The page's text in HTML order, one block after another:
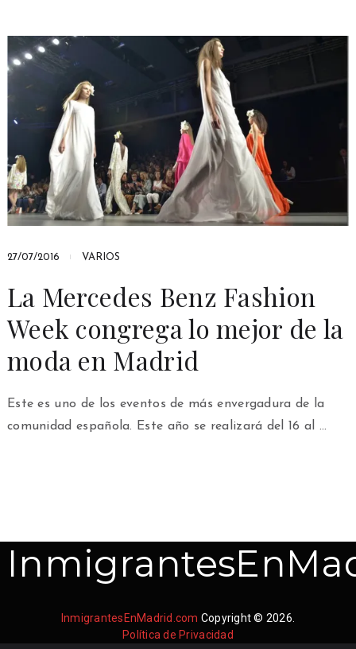
27/07/2016 VARIOS
La Mercedes Benz Fashion
Week congrega lo mejor de la
moda en Madrid
Este es uno de los eventos de más envergadura de la
comunidad española. Este año se realizará del 16 al …
InmigrantesEnMadrid.com Copyright © 2026.
Política de Privacidad